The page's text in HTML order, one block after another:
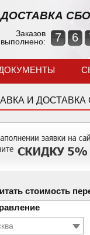
ДОСТАВКА
Заказов
выполнено:
7 6
И
стоимость